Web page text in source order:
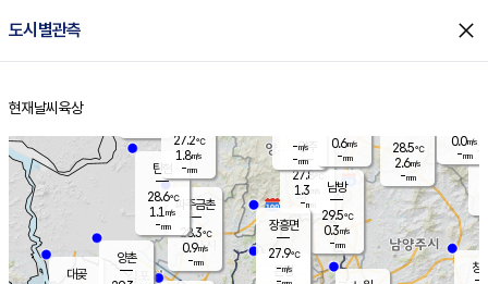
도시별관측 close
홈
현재날씨 육상
양주
27.8℃
1.3
-mm
파주금촌
28.3℃
0.9m/s
-mm
28.5℃
2.6m/s
-mm
대곶
창
탄현
28.6℃
1.1 m/s
-mm
0.0m/s
-mm
양촌
은평
남방
29.5℃
0.3m/s
-mm
장흥면
27.9℃
-m/s
-m/s
-mm
27.2℃
1.8m/s
-mm
0.6m/s
-mm